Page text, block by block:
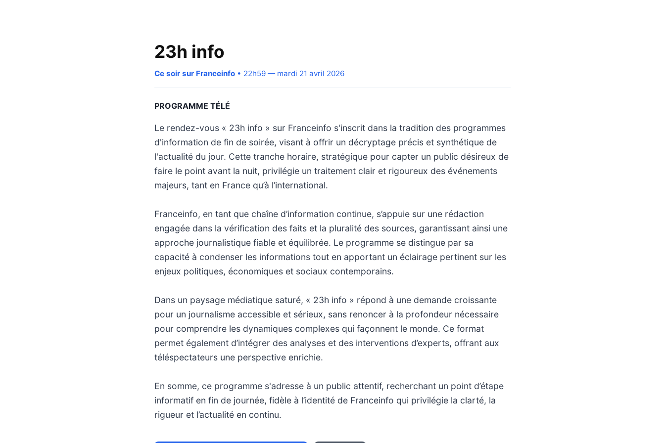
23h info
Ce soir sur Franceinfo • 22h59 — mardi 21 avril 2026
PROGRAMME TÉLÉ
Le rendez-vous « 23h info » sur Franceinfo s'inscrit dans la tradition des programmes
d'information de fin de soirée, visant à offrir un décryptage précis et synthétique de
l'actualité du jour. Cette tranche horaire, stratégique pour capter un public désireux de
faire le point avant la nuit, privilégie un traitement clair et rigoureux des événements
majeurs, tant en France qu’à l’international.
Franceinfo, en tant que chaîne d’information continue, s’appuie sur une rédaction
engagée dans la vérification des faits et la pluralité des sources, garantissant ainsi une
approche journalistique fiable et équilibrée. Le programme se distingue par sa
capacité à condenser les informations tout en apportant un éclairage pertinent sur les
enjeux politiques, économiques et sociaux contemporains.
Dans un paysage médiatique saturé, « 23h info » répond à une demande croissante
pour un journalisme accessible et sérieux, sans renoncer à la profondeur nécessaire
pour comprendre les dynamiques complexes qui façonnent le monde. Ce format
permet également d’intégrer des analyses et des interventions d’experts, offrant aux
téléspectateurs une perspective enrichie.
En somme, ce programme s'adresse à un public attentif, recherchant un point d’étape
informatif en fin de journée, fidèle à l’identité de Franceinfo qui privilégie la clarté, la
rigueur et l’actualité en continu.